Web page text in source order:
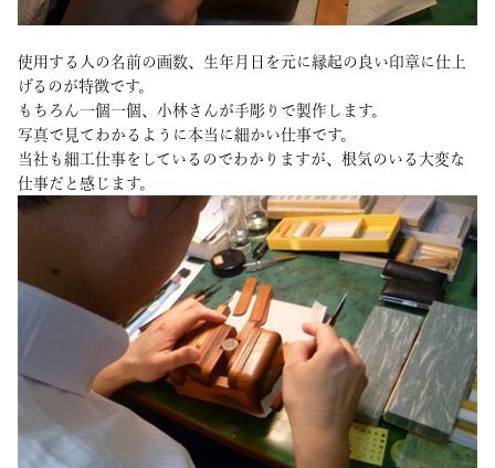
使用する人の名前の画数、生年月日を元に縁起の良い印章に仕上
げるのが特徴です。
もちろん一個一個、小林さんが手彫りで製作します。
写真で見てわかるように本当に細かい仕事です。
当社も細工仕事をしているのでわかりますが、根気のいる大変な
仕事だと感じます。